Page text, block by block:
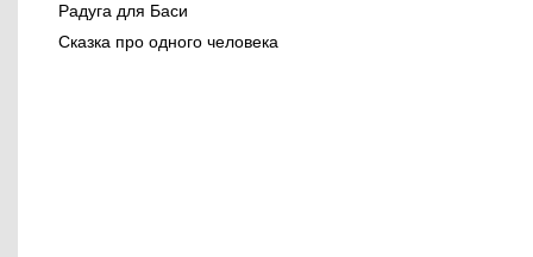
Радуга для Баси
Сказка про одного человека